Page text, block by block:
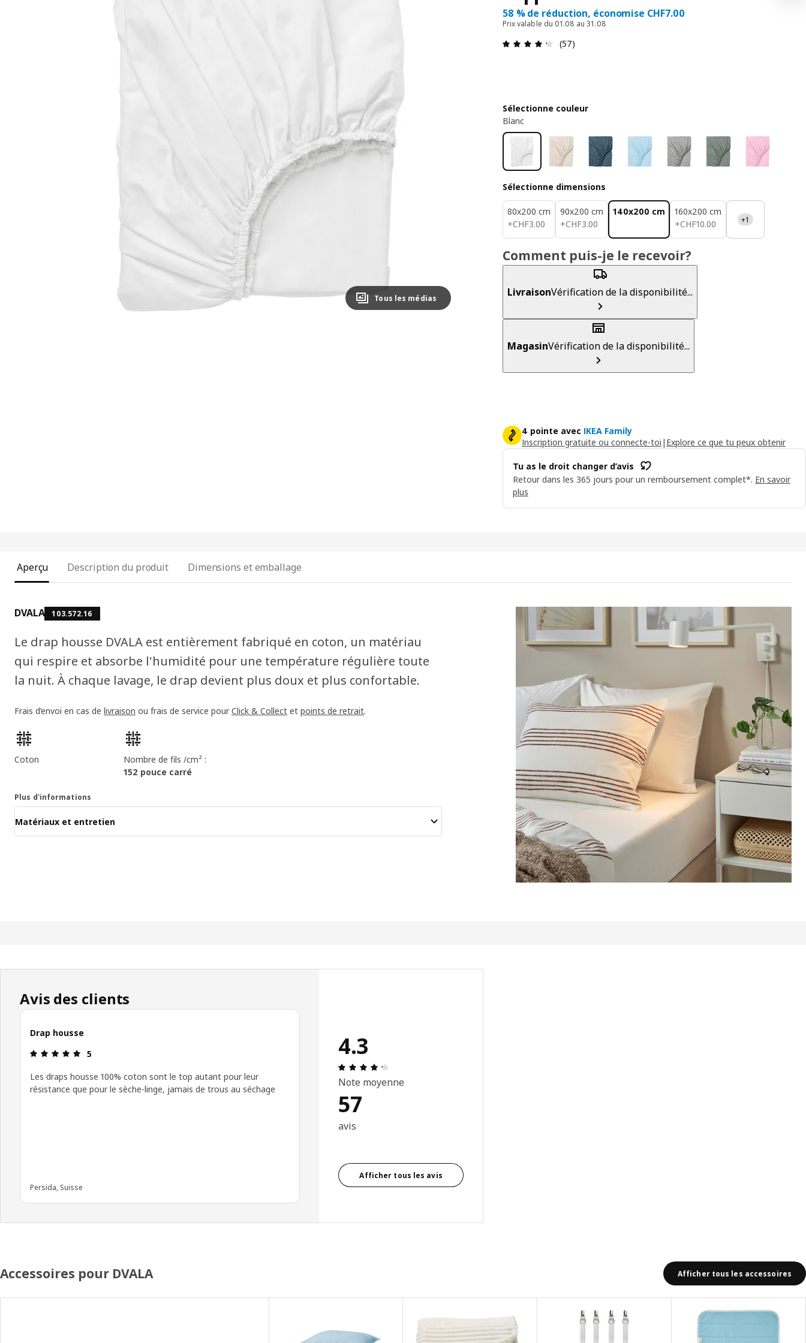
Tous les médias
58 % de réduction, économise CHF7.00
Prix valable du 01.08 au 31.08
Avis: 4.3 sur 5 étoiles. Nombre total d’avis: 57
(57)
Sélectionne couleur
Blanc
Sélectionne dimensions
80x200 cm
+CHF3.00
CHF 3.00
90x200 cm
+CHF3.00
CHF 3.00
140x200 cm
160x200 cm
+CHF10.00
CHF 10.00 +1
Comment puis-je le recevoir?
LivraisonVérification de la disponibilité...
MagasinVérification de la disponibilité...
4 pointe avec IKEA Family
Inscription gratuite ou connecte-toi | Explore ce que tu peux obtenir
Tu as le droit changer d’avis
Retour dans les 365 jours pour un remboursement complet*. En savoir
plus
Aperçu Description du produit Dimensions et emballage
DVALA 103.572.16
Le drap housse DVALA est entièrement fabriqué en coton, un matériau
qui respire et absorbe l'humidité pour une température régulière toute
la nuit. À chaque lavage, le drap devient plus doux et plus confortable.
Frais d’envoi en cas de livraison ou frais de service pour Click & Collect et points de retrait.
Caractéristiques du produit
Coton
Nombre de fils /cm² :
152 pouce carré
Plus d'informations
Matériaux et entretien
Avis des clients
Drap housse
Avis: 5 sur 5 étoiles.
5
Les draps housse 100% coton sont le top autant pour leur
résistance que pour le sèche-linge, jamais de trous au séchage
Persida, Suisse
4.3
Note moyenne
57
avis
Afficher tous les avis
Accessoires pour DVALA Afficher tous les accessoires